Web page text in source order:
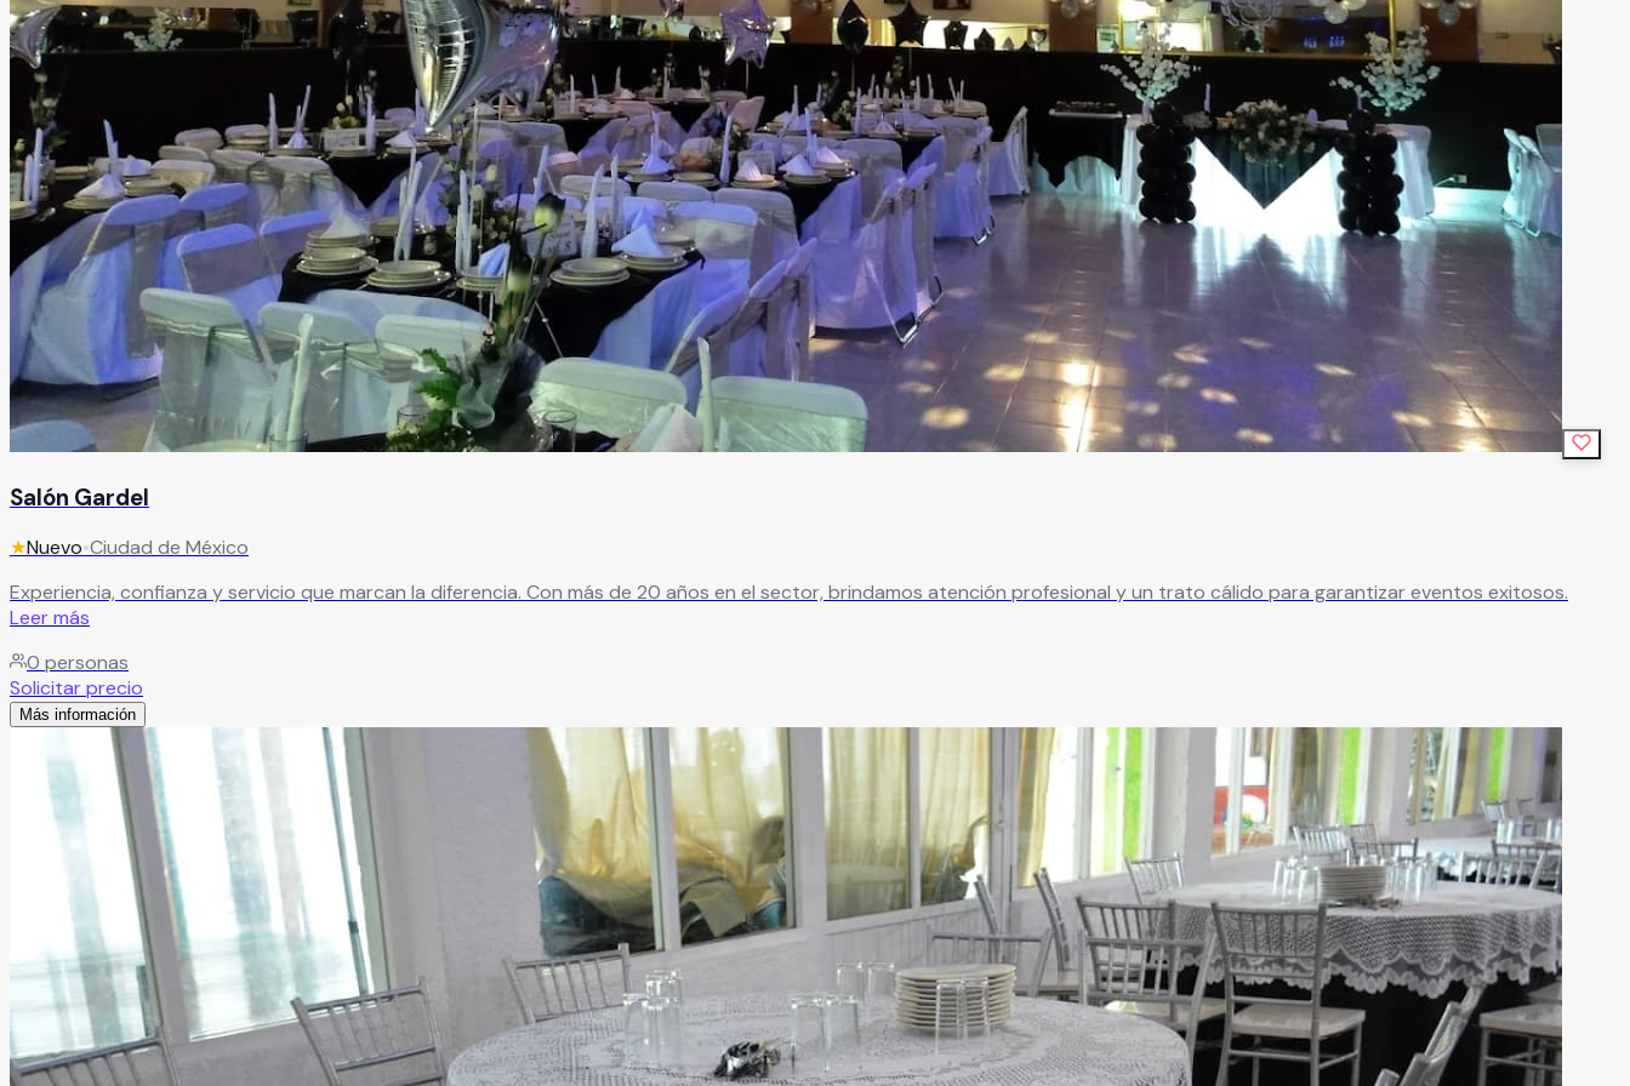
Salón Gardel
★Nuevo•Ciudad de México
Experiencia, confianza y servicio que marcan la diferencia. Con más de 20 años en el sector, brindamos atención profesional y un trato cálido para garantizar eventos exitosos.
Leer más
0 personas
Solicitar precio
Más información